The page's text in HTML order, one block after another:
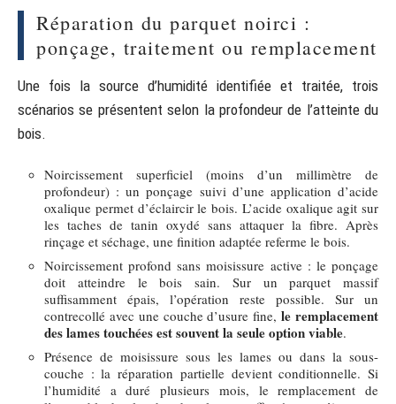
Réparation du parquet noirci :
ponçage, traitement ou remplacement
Une fois la source d’humidité identifiée et traitée, trois
scénarios se présentent selon la profondeur de l’atteinte du
bois.
Noircissement superficiel (moins d’un millimètre de
profondeur) : un ponçage suivi d’une application d’acide
oxalique permet d’éclaircir le bois. L’acide oxalique agit sur
les taches de tanin oxydé sans attaquer la fibre. Après
rinçage et séchage, une finition adaptée referme le bois.
Noircissement profond sans moisissure active : le ponçage
doit atteindre le bois sain. Sur un parquet massif
suffisamment épais, l’opération reste possible. Sur un
contrecollé avec une couche d’usure fine,le remplacement
des lames touchées est souvent la seule option viable.
Présence de moisissure sous les lames ou dans la sous-
couche : la réparation partielle devient conditionnelle. Si
l’humidité a duré plusieurs mois, le remplacement de